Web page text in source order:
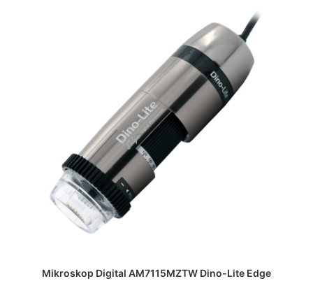
DAPATKAN PENAWARAN HARGA
Mikroskop Digital AM7115MZTW Dino-Lite Edge